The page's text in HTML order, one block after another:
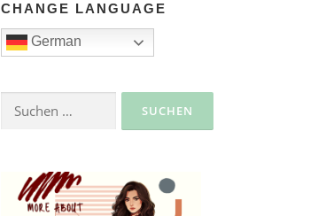
CHANGE LANGUAGE
German